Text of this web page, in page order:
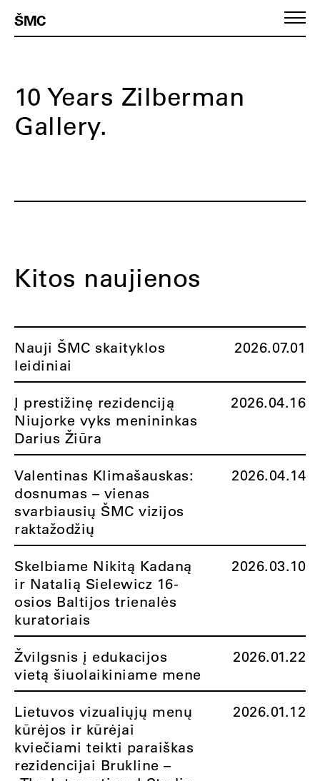
ŠMC
10 Years Zilberman
Gallery.
Kitos naujienos
Nauji ŠMC skaityklos
leidiniai
2026.07.01
Į prestižinę rezidenciją
Niujorke vyks menininkas
Darius Žiūra
2026.04.16
Valentinas Klimašauskas:
dosnumas – vienas
svarbiausių ŠMC vizijos
raktažodžių
2026.04.14
Skelbiame Nikitą Kadaną
ir Natalią Sielewicz 16-
osios Baltijos trienalės
kuratoriais
2026.03.10
Žvilgsnis į edukacijos
vietą šiuolaikiniame mene
2026.01.22
Lietuvos vizualiųjų menų
kūrėjos ir kūrėjai
kviečiami teikti paraiškas
rezidencijai Brukline –
2026.01.12